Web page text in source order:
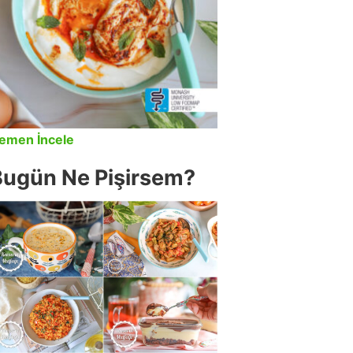
İncele
Ne Pişirsem?